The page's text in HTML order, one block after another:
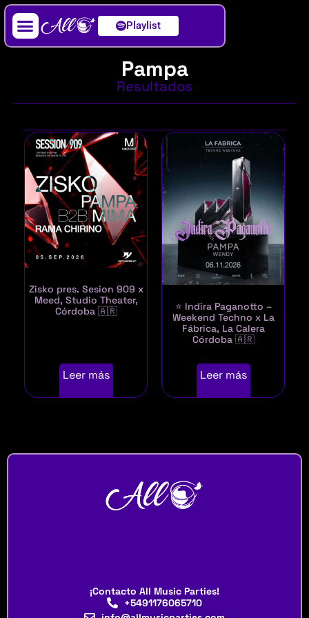
Playlist
Pampa
Resultados
Zisko pres. Sesion 909 x
Meed, Studio Theater,
Córdoba 🇦🇷
Leer más
⭐ Indira Paganotto –
Weekend Techno x La
Fábrica, La Calera
Córdoba 🇦🇷
Leer más
¡Contacto All Music Parties!
+5491176065710